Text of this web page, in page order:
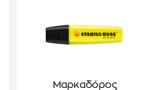
Μαρκαδόρος